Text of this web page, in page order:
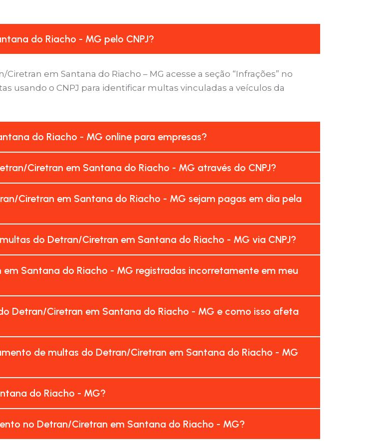
do Riacho - MG pelo CNPJ?
em Santana do Riacho – MG acesse a seção “Infrações” no
usando o CNPJ para identificar multas vinculadas a veículos da
do Riacho - MG online para empresas?
Ciretran em Santana do Riacho - MG através do CNPJ?
Ciretran em Santana do Riacho - MG sejam pagas em dia pela
do Detran/Ciretran em Santana do Riacho - MG via CNPJ?
Santana do Riacho - MG registradas incorretamente em meu
Detran/Ciretran em Santana do Riacho - MG e como isso afeta
de multas do Detran/Ciretran em Santana do Riacho - MG
do Riacho - MG?
no Detran/Ciretran em Santana do Riacho - MG?